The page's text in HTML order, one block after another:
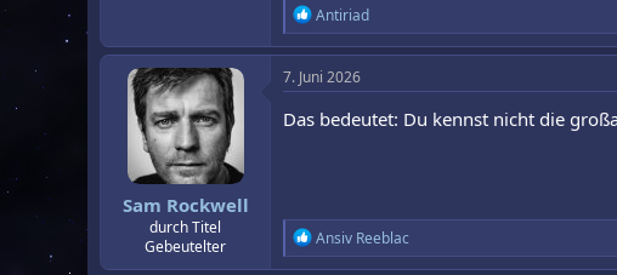
R
e
a
k
t
o
Antiriad
Sam Rockwell
durch Titel
Gebeutelter
7. Juni 2026
Das bedeutet: Du kennst nicht die
R
e
Ansiv Reeblac